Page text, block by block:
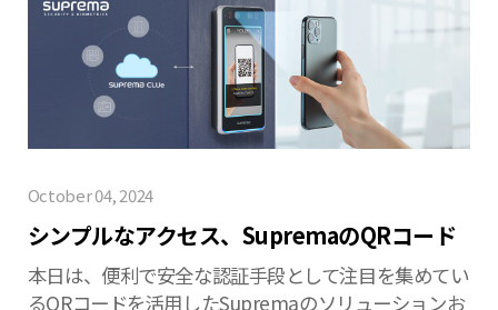
October 04, 2024
シンプルなアクセス、SupremaのQRコード
本日は、便利で安全な認証手段として注目を集めてい
るQRコードを活用したSupremaのソリューションお